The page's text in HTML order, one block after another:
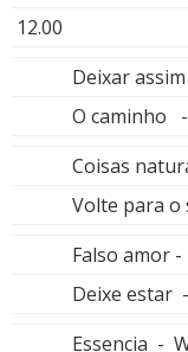
12.00
Deixar assim
O caminho -
Coisas
Volte para o
Falso amor -
Deixe estar
Essencia -